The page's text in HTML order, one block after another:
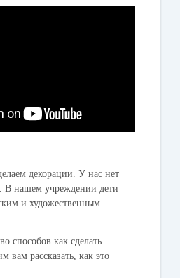
декорации. У нас нет
В нашем учреждении дети
и художественным
способов как сделать
вам рассказать, как это